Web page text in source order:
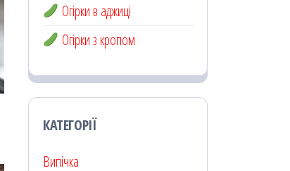
Огірки в аджиці
Огірки з кропом
КАТЕГОРІЇ
Випічка